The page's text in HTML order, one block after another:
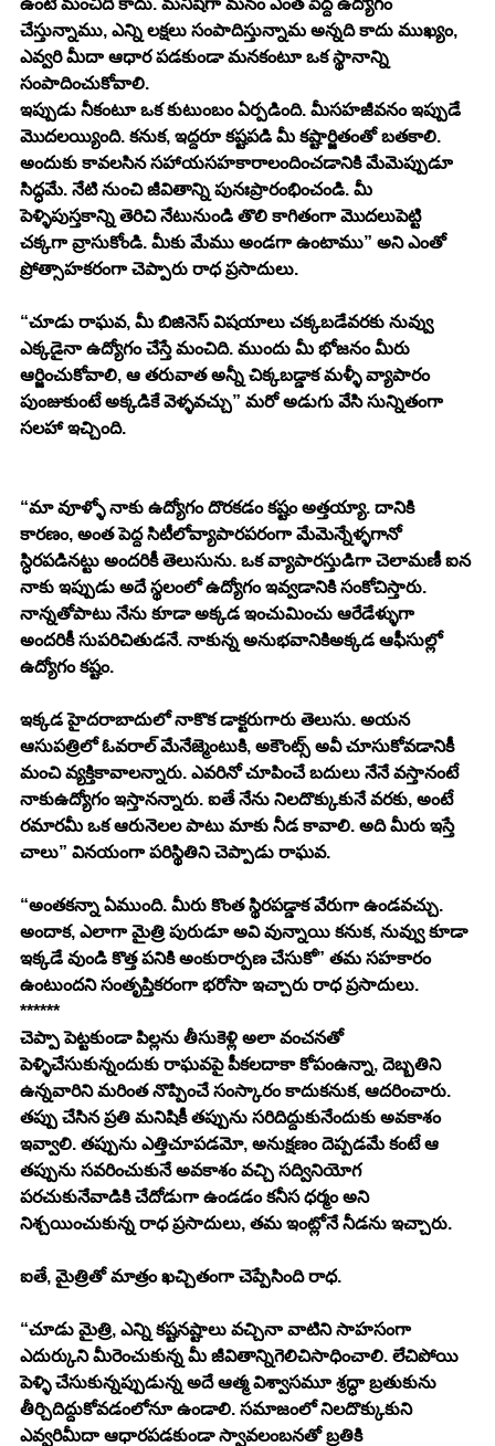
చేస్తున్నాము, ఎన్ని లక్షలు సంపాదిస్తున్నామ అన్నది కాదు ముఖ్యం,
ఎవ్వరి మీదా ఆధార పడకుండా మనకంటూ ఒక స్థానాన్ని
సంపాదించుకోవాలి.
ఇప్పుడు నీకంటూ ఒక కుటుంబం ఏర్పడింది. మీసహజీవనం ఇప్పుడే
మొదలయ్యింది. కనుక, ఇద్దరూ కష్టపడి మీ కష్టార్జితంతో బతకాలి.
అందుకు కావలసిన సహాయసహకారాలందించడానికి మేమెప్పుడూ
సిద్ధమే. నేటి నుంచి జీవితాన్ని పునఃప్రారంభించండి. మీ
పెళ్ళిపుస్తకాన్ని తెరిచి నేటునుండి తొలి కాగితంగా మొదలుపెట్టి
చక్కగా వ్రాసుకోండి. మీకు మేము అండగా ఉంటాము” అని ఎంతో
ప్రోత్సాహకరంగా చెప్పారు రాధ ప్రసాదులు.
“చూడు రాఘవ, మీ బిజినెస్ విషయాలు చక్కబడేవరకు నువ్వు
ఎక్కడైనా ఉద్యోగం చేస్తే మంచిది. ముందు మీ భోజనం మీరు
ఆర్జించుకోవాలి, ఆ తరువాత అన్నీ చిక్కబడ్డాక మళ్ళీ వ్యాపారం
పుంజుకుంటే అక్కడికే వెళ్ళవచ్చు” మరో అడుగు వేసి సున్నితంగా
సలహా ఇచ్చింది.
“మా వూళ్ళో నాకు ఉద్యోగం దొరకడం కష్టం అత్తయ్యా. దానికి
కారణం, అంత పెద్ద సిటీలోవ్యాపారపరంగా మేమెన్నేళ్ళగానో
స్ధిరపడినట్టు అందరికీ తెలుసును. ఒక వ్యాపారస్తుడిగా చెలామణీ ఐన
నాకు ఇప్పుడు అదే స్థలంలో ఉద్యోగం ఇవ్వడానికి సంకోచిస్తారు.
నాన్నతోపాటు నేను కూడా అక్కడ ఇంచుమించు ఆరేడేళ్ళుగా
అందరికీ సుపరిచితుడనే. నాకున్న అనుభవానికిఅక్కడ ఆఫీసుల్లో
ఉద్యోగం కష్టం.
ఇక్కడ హైదరాబాదులో నాకొక డాక్టరుగారు తెలుసు. అయన
ఆసుపత్రిలో ఓవరాల్ మేనేజ్మెంటుకి, అకౌంట్స్ అవీ చూసుకోవడానికీ
మంచి వ్యక్తికావాలన్నారు. ఎవరినో చూపించే బదులు నేనే వస్తానంటే
నాకుఉద్యోగం ఇస్తానన్నారు. ఐతే నేను నిలదొక్కుకునే వరకు, అంటే
రమారమీ ఒక ఆరునెలల పాటు మాకు నీడ కావాలి. అది మీరు ఇస్తే
చాలు” వినయంగా పరిస్థితిని చెప్పాడు రాఘవ.
“అంతకన్నా ఏముంది. మీరు కొంత స్థిరపడ్డాక వేరుగా ఉండవచ్చు.
అందాక, ఎలాగా మైత్రి పురుడూ అవి వున్నాయి కనుక, నువ్వు కూడా
ఇక్కడే వుండి కొత్త పనికి అంకురార్పణ చేసుకో” తమ సహకారం
ఉంటుందని సంతృప్తికరంగా భరోసా ఇచ్చారు రాధ ప్రసాదులు.
******
చెప్పా పెట్టకుండా పిల్లను తీసుకెళ్లి అలా వంచనతో
పెళ్ళిచేసుకున్నందుకు రాఘవపై పీకలదాకా కోపంఉన్నా, దెబ్బతిని
ఉన్నవారిని మరింత నొప్పించే సంస్కారం కాదుకనుక, ఆదరించారు.
తప్పు చేసిన ప్రతి మనిషికీ తప్పును సరిదిద్దుకునేందుకు అవకాశం
ఇవ్వాలి. తప్పును ఎత్తిచూపడమో, అనుక్షణం దెప్పడమే కంటే ఆ
తప్పును సవరించుకునే అవకాశం వచ్చి సద్వినియోగ
పరచుకునేవాడికి చేదోడుగా ఉండడం కనీస ధర్మం అని
నిశ్చయించుకున్న రాధ ప్రసాదులు, తమ ఇంట్లోనే నీడను ఇచ్చారు.
ఐతే, మైత్రితో మాత్రం ఖచ్చితంగా చెప్పేసింది రాధ.
“చూడు మైత్రి, ఎన్ని కష్టనష్టాలు వచ్చినా వాటిని సాహసంగా
ఎదుర్కుని మీరెంచుకున్న మీ జీవితాన్నిగెలిచిసాధించాలి. లేచిపోయి
పెళ్ళి చేసుకున్నప్పుడున్న అదే ఆత్మ విశ్వాసమూ శ్రద్ధా బ్రతుకును
తీర్చిదిద్దుకోవడంలోనూ ఉండాలి. సమాజంలో నిలదొక్కుకుని
ఎవ్వరిమీదా ఆధారపడకుండా స్వావలంబనతో బ్రతికి